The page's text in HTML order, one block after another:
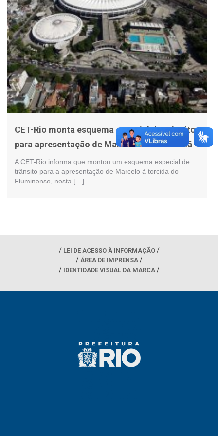
CET-Rio monta esquema especial de trânsito
para apresentação de Marcelo no Maracanã
A CET-Rio informa que montou um esquema especial de
trânsito para a apresentação de Marcelo à torcida do
Fluminense, nesta […]
LEI DE ACESSO À INFORMAÇÃO
ÁREA DE IMPRENSA
IDENTIDADE VISUAL DA MARCA